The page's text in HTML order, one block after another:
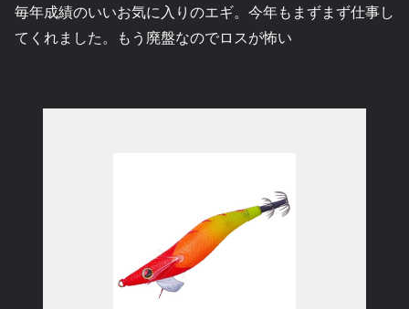
毎年成績のいいお気に入りのエギ。今年もまずまず仕事し
てくれました。もう廃盤なのでロスが怖い